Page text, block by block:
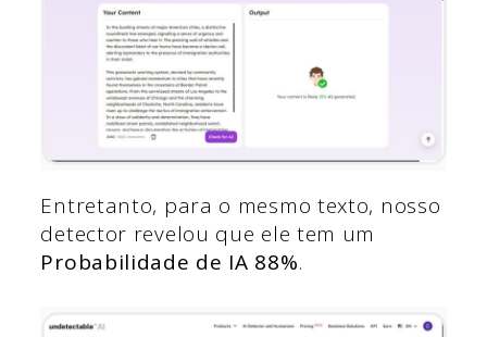
Entretanto, para o mesmo texto, nosso
detector revelou que ele tem um
Probabilidade de IA 88%.